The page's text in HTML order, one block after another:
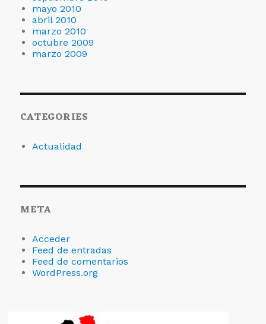
mayo 2010
abril 2010
marzo 2010
octubre 2009
marzo 2009
CATEGORIES
Actualidad
META
Acceder
Feed de entradas
Feed de comentarios
WordPress.org